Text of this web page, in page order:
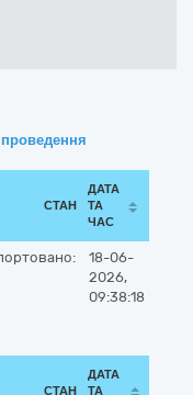
СТАН
ДАТА
ТА
ЧАС
18-06-
2026,
09:38:18
СТАН
ДАТА
ТА